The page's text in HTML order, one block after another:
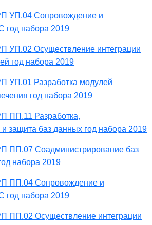
УП.04 Сопровождение и
год набора 2019
УП.02 Осуществление интеграции
год набора 2019
УП.01 Разработка модулей
год набора 2019
ПП.11 Разработка,
защита баз данных год набора 2019
ПП.07 Соадминистрирование баз
набора 2019
ПП.04 Сопровождение и
год набора 2019
ПП.02 Осуществление интеграции